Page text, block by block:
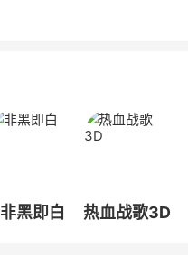
非黑即白 热血战歌3D